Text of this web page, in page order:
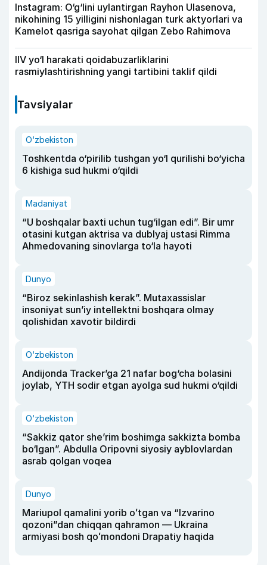
Instagram: O‘g‘lini uylantirgan Rayhon Ulasenova,
nikohining 15 yilligini nishonlagan turk aktyorlari va
Kamelot qasriga sayohat qilgan Zebo Rahimova
IIV yo‘l harakati qoidabuzarliklarini
rasmiylashtirishning yangi tartibini taklif qildi
Tavsiyalar
O‘zbekiston
Toshkentda o‘pirilib tushgan yo‘l qurilishi bo‘yicha
6 kishiga sud hukmi o‘qildi
Madaniyat
“U boshqalar baxti uchun tug‘ilgan edi”. Bir umr
otasini kutgan aktrisa va dublyaj ustasi Rimma
Ahmedovaning sinovlarga to‘la hayoti
Dunyo
“Biroz sekinlashish kerak”. Mutaxassislar
insoniyat sun’iy intellektni boshqara olmay
qolishidan xavotir bildirdi
O‘zbekiston
Andijonda Tracker’ga 21 nafar bog‘cha bolasini
joylab, YTH sodir etgan ayolga sud hukmi o‘qildi
O‘zbekiston
“Sakkiz qator she’rim boshimga sakkizta bomba
bo‘lgan”. Abdulla Oripovni siyosiy ayblovlardan
asrab qolgan voqea
Dunyo
Mariupol qamalini yorib oʻtgan va “Izvarino
qozoni”dan chiqqan qahramon — Ukraina
armiyasi bosh qoʻmondoni Drapatiy haqida